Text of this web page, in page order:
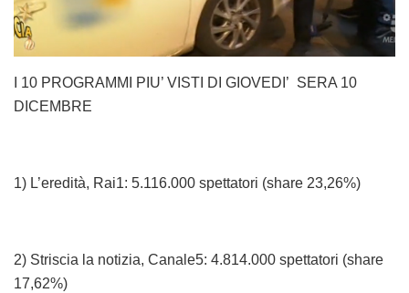
I 10 PROGRAMMI PIU’ VISTI DI GIOVEDI’ SERA 10
DICEMBRE
1) L’eredità, Rai1: 5.116.000 spettatori (share 23,26%)
2) Striscia la notizia, Canale5: 4.814.000 spettatori (share
17,62%)